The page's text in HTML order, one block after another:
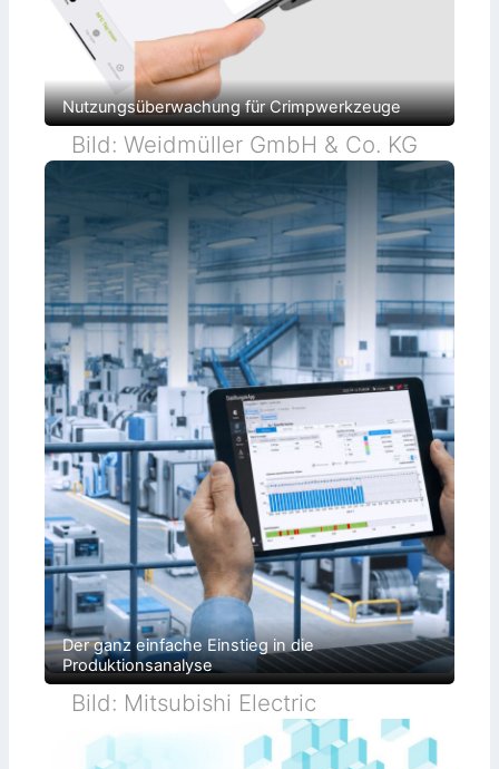
Nutzungsüberwachung für Crimpwerkzeuge
Bild: Weidmüller GmbH & Co. KG
Der ganz einfache Einstieg in die
Produktionsanalyse
Bild: Mitsubishi Electric